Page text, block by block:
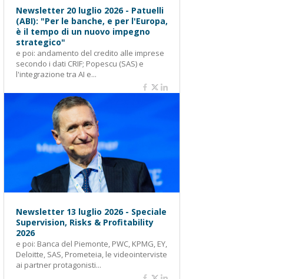
Newsletter 20 luglio 2026 - Patuelli
(ABI): "Per le banche, e per l'Europa,
è il tempo di un nuovo impegno
strategico"
e poi: andamento del credito alle imprese
secondo i dati CRIF; Popescu (SAS) e
l'integrazione tra AI e...
Newsletter 13 luglio 2026 - Speciale
Supervision, Risks & Profitability
2026
e poi: Banca del Piemonte, PWC, KPMG, EY,
Deloitte, SAS, Prometeia, le videointerviste
ai partner protagonisti...